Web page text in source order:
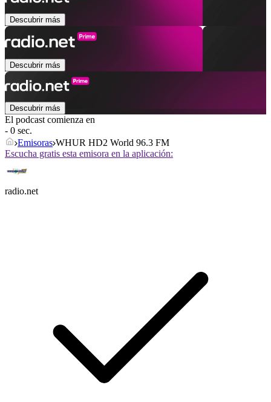
Descubrir más
Descubrir más
Descubrir más
El podcast comienza en
- 0 sec.
Emisoras WHUR HD2 World 96.3 FM
Escucha gratis esta emisora en la aplicación:
radio.net